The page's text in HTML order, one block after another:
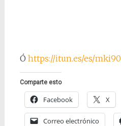
Ó https://itun.es/es/mki90
Comparte esto
Facebook X
Correo electrónico